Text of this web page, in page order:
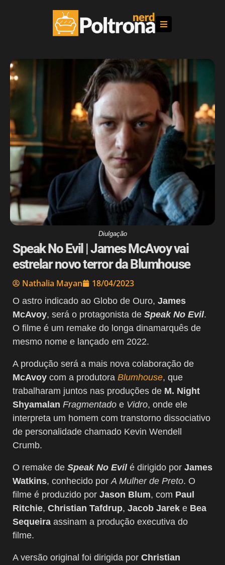
Diulgação
Speak No Evil | James McAvoy vai
estrelar novo terror da Blumhouse
Nathalia Mayan 18/04/2023
O astro indicado ao Globo de Ouro, James
McAvoy, será o protagonista de Speak No Evil.
O filme é um remake do longa dinamarquês de
mesmo nome e lançado em 2022.
A produção será a mais nova colaboração de
McAvoy com a produtora Blumhouse, que
trabalharam juntos nas produções de M. Night
Shyamalan Fragmentado e Vidro, onde ele
interpreta um homem com transtorno dissociativo
de personalidade chamado Kevin Wendell
Crumb.
O remake de Speak No Evil é dirigido por James
Watkins, conhecido por A Mulher de Preto. O
filme é produzido por Jason Blum, com Paul
Ritchie, Christian Tafdrup, Jacob Jarek e Bea
Sequeira assinam a produção executiva do
filme.
A versão original foi dirigida por Christian